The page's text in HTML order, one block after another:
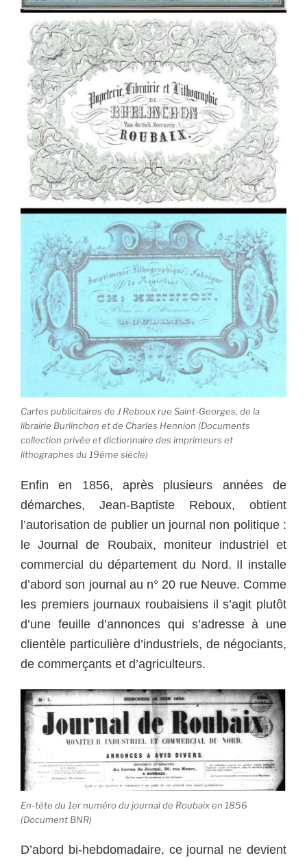
Cartes publicitaires de J Reboux rue Saint-Georges, de la
librairie Burlinchon et de Charles Hennion (Documents
collection privée et dictionnaire des imprimeurs et
lithographes du 19ème siècle)
Enfin en 1856, après plusieurs années de
démarches, Jean-Baptiste Reboux, obtient
l’autorisation de publier un journal non politique :
le Journal de Roubaix, moniteur industriel et
commercial du département du Nord. Il installe
d’abord son journal au n° 20 rue Neuve. Comme
les premiers journaux roubaisiens il s’agit plutôt
d’une feuille d’annonces qui s’adresse à une
clientèle particulière d’industriels, de négociants,
de commerçants et d’agriculteurs.
En-tête du 1er numéro du journal de Roubaix en 1856
(Document BNR)
D’abord bi-hebdomadaire, ce journal ne devient